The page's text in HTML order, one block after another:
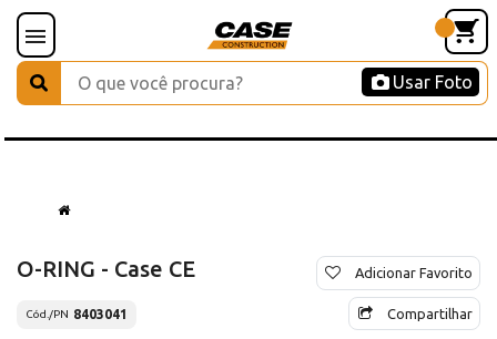
Usar Foto
O-RING - Case CE
Cód./PN 8403041
Adicionar Favorito
Compartilhar